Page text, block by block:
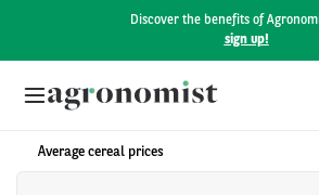
Discover the benefits of
sign up!
Average cereal prices